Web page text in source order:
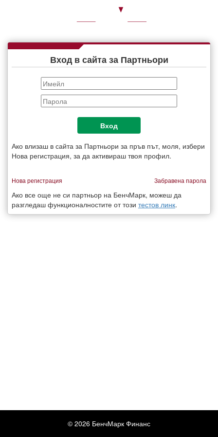
Вход в сайта за Партньори
Ако влизаш в сайта за Партньори за пръв път, моля, избери
Нова регистрация, за да активираш твоя профил.
Нова регистрация Забравена парола
Ако все още не си партньор на БенчМарк, можеш да
разгледаш функционалностите от този тестов линк.
© 2026 БенчМарк Финанс